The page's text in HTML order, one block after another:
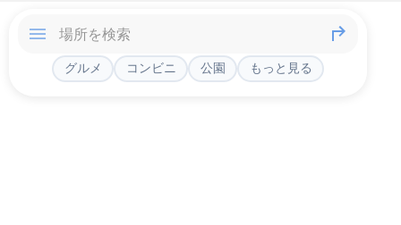
グルメ コンビニ 公園 もっと見る